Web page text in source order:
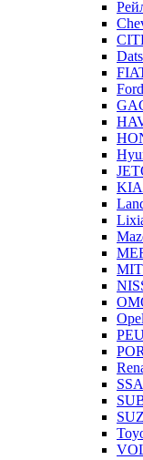
Ford
KIA
Opel